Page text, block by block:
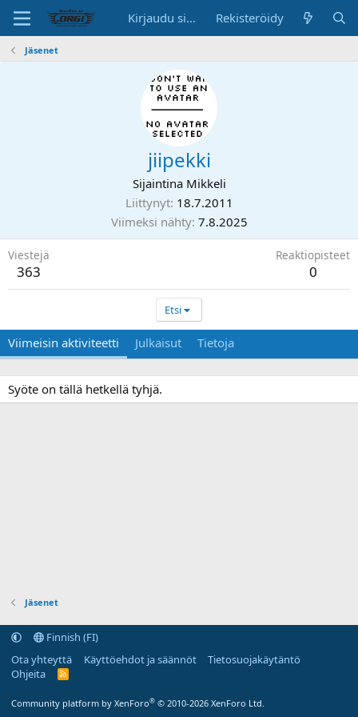
Kirjaudu sisään Rekisteröidy
Jäsenet
jiipekki
Sijaintina Mikkeli
Liittynyt 18.7.2011
Viimeksi nähty 7.8.2025
Viestejä
363
Reaktiopisteet
0
Etsi
Viimeisin aktiviteetti Julkaisut Tietoja
Syöte on tällä hetkellä tyhjä.
Jäsenet
Finnish (FI)
Ota yhteyttä
Käyttöehdot ja säännöt
Tietosuojakäytäntö
Ohjeita
R
Community platform by XenForo® © 2010-2026 XenForo Ltd.